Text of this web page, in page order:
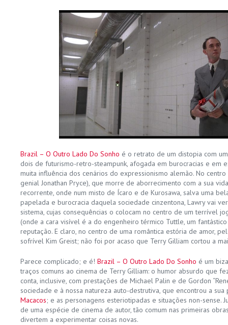
Brazil – O Outro Lado Do Sonho é o retrato de um distopia com
dois de futurismo-retro-steampunk, afogada em burocracias e em
muita influência dos cenários do expressionismo alemão. No
genial Jonathan Pryce), que morre de aborrecimento com a sua
recorrente, onde num misto de Ícaro e de Kurosawa, salva uma
papelada e burocracia daquela sociedade cinzentona, Lawry vai
sistema, cujas consequências o colocam no centro de um terrível
(onde a cara visível é a do engenheiro térmico Tuttle, um
reputação. E claro, no centro de uma romântica estória de amor,
sofrível Kim Greist; não foi por acaso que Terry Gilliam cortou a
Parece complicado; e é! Brazil – O Outro Lado Do Sonho é um
traços comuns ao cinema de Terry Gilliam: o humor absurdo que
conta, inclusive, com prestações de Michael Palin e de Gordon
sociedade e à nossa natureza auto-destrutiva, que encontrou a
Macacos; e as personagens esteriotipadas e situações non-sense.
de uma espécie de cinema de autor, tão comum nas primeiras
divertem a experimentar coisas novas.